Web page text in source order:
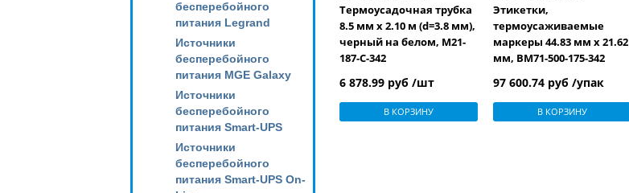
бесперебойного
питания Legrand
Источники
бесперебойного
питания MGE Galaxy
Источники
бесперебойного
питания Smart-UPS
Источники
бесперебойного
питания Smart-UPS On-
Термоусадочная трубка
8.5 мм х 2.10 м (d=3.8 мм),
черный на белом, M21-
187-C-342
6 878.99 руб /шт
В КОРЗИНУ
Этикетки,
термоусаживаемые
маркеры 44.83 мм х 21.62
мм, BM71-500-175-342
500-175-WT)
97 600.74 руб /упак
В КОРЗИНУ